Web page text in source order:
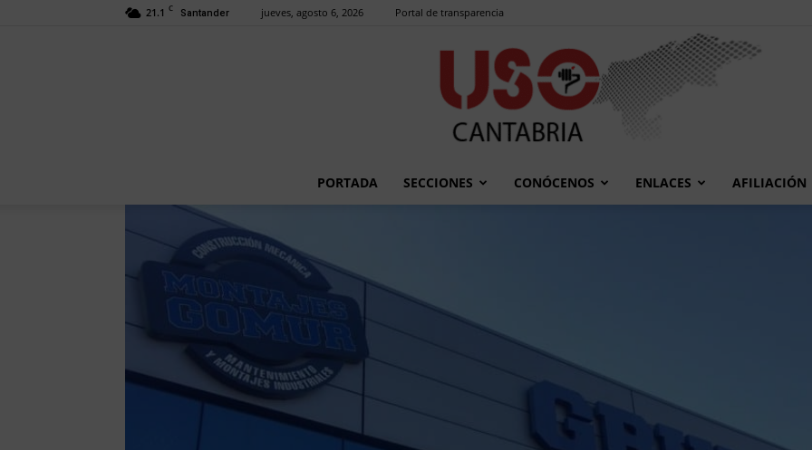
21.1 C Santander jueves, agosto 6, 2026 Portal de transparencia
PORTADA SECCIONES CONÓCENOS ENLACES AFILIACIÓN